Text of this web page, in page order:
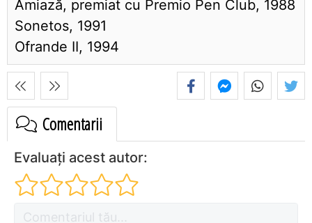
Amiază, premiat cu Premio Pen Club, 1988
Sonetos, 1991
Ofrande II, 1994
Comentarii
Evaluați acest autor: